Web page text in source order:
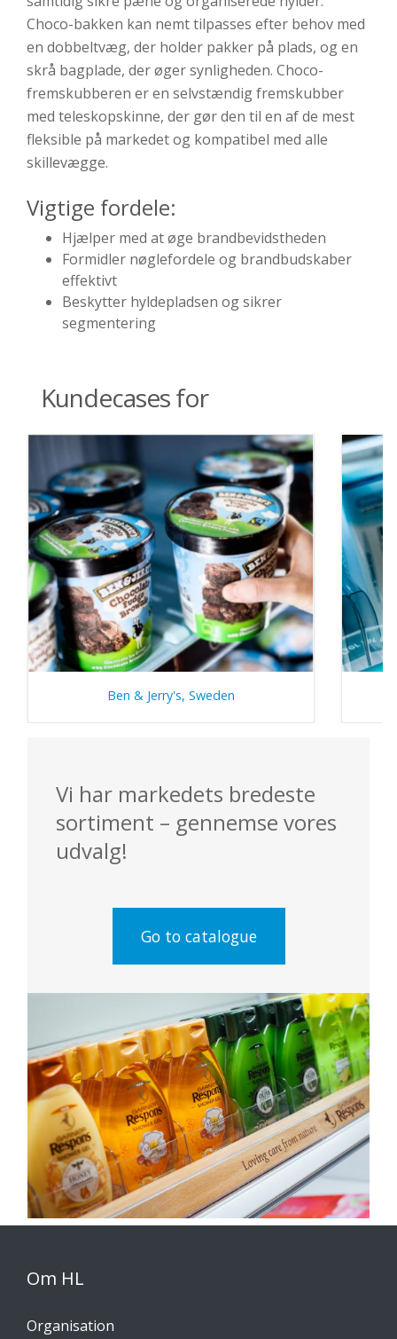
Choco-bakken kan nemt tilpasses efter behov med
en dobbeltvæg, der holder pakker på plads, og en
skrå bagplade, der øger synligheden. Choco-
fremskubberen er en selvstændig fremskubber
med teleskopskinne, der gør den til en af de mest
fleksible på markedet og kompatibel med alle
skillevægge.
Vigtige fordele:
Hjælper med at øge brandbevidstheden
Formidler nøglefordele og brandbudskaber
effektivt
Beskytter hyldepladsen og sikrer
segmentering
Kundecases for
Ben & Jerry's, Sweden
Vi har markedets bredeste
sortiment – gennemse vores
udvalg!
Go to catalogue
Om HL
Organisation